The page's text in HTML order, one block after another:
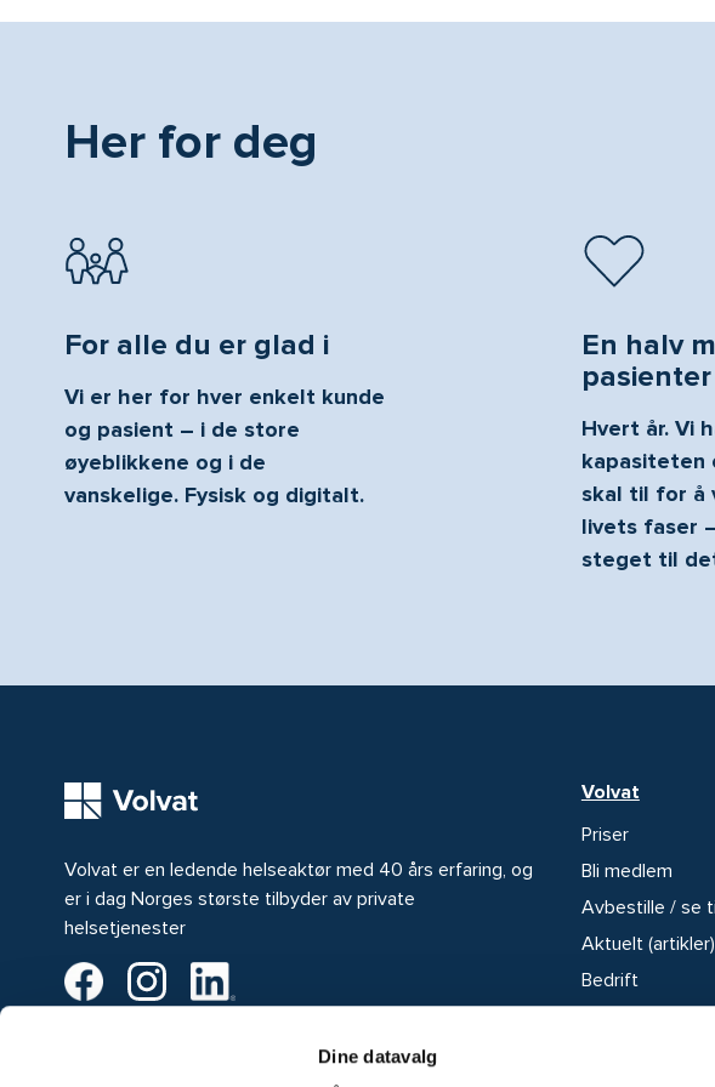
Dine datavalg
Her for deg
For alle du er glad i
Vi er her for hver enkelt kunde
og pasient – i de store
øyeblikkene og i de
vanskelige. Fysisk og digitalt.
En halv
pasienter
Hvert år. Vi
kapasiteten
skal til for
livets faser
steget til
Volvat er en ledende helseaktør med 40 års erfaring, og
er i dag Norges største tilbyder av private
helsetjenester
Volvat på Facebook
Volvat på Instagram
© Volvat Medisinske Senter AS
Volvat
Priser
Bli medlem
Avbestille / se
Aktuelt (artikler)
Bedrift